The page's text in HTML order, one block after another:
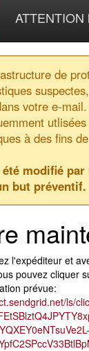
de
votre e-
à des fins
modifié
but préventif.
l'expéditeur et
pouvez cliquer
prévue:
ls/